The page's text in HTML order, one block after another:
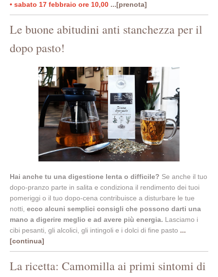
• sabato 17 febbraio ore 10,00 ...[prenota]
Le buone abitudini anti stanchezza per il
dopo pasto!
Hai anche tu una digestione lenta o difficile? Se anche il tuo
dopo-pranzo parte in salita e condiziona il rendimento dei tuoi
pomeriggi o il tuo dopo-cena contribuisce a disturbare le tue
notti, ecco alcuni semplici consigli che possono darti una
mano a digerire meglio e ad avere più energia. Lasciamo i
cibi pesanti, gli alcolici, gli intingoli e i dolci di fine pasto ...
[continua]
La ricetta: Camomilla ai primi sintomi di